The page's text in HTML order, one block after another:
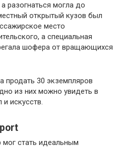
разогнаться могла до
открытый кузов был
место
а специальная
шофера от вращающихся
продать 30 экземпляров
из них можно увидеть в
искусств.
мог стать идеальным